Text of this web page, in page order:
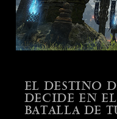
EL DESTINO
DECIDE EN
BATALLA DE